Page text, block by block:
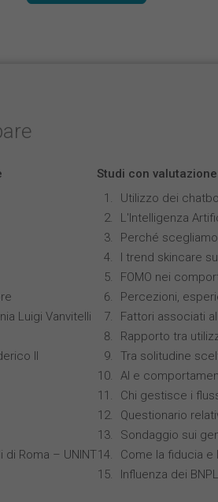
Luigi Vanvitelli
II
di Roma – UNINT
Studi con
Utilizzo dei
L'Intelligenza
Perché
I trend skincare
FOMO nei
Percezioni,
Fattori associati
Rapporto tra
Tra solitudine
AI e
Chi gestisce i
Questionario
Sondaggio sui
Come la fiducia
Influenza dei